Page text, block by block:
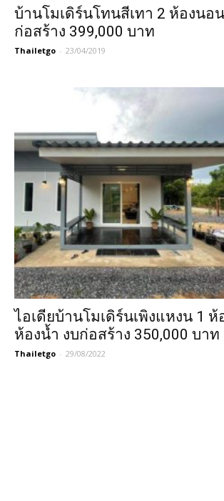
บ้านโมเดิร์นโทนสีเทา 2 ห้องนอ
ก่อสร้าง 399,000 บาท
Thailetgo - 23/04/2019
ไอเดียบ้านโมเดิร์นเพิงแหงน 1 ห้
ห้องน้ำ งบก่อสร้าง 350,000 บาท
Thailetgo - 29/08/2022